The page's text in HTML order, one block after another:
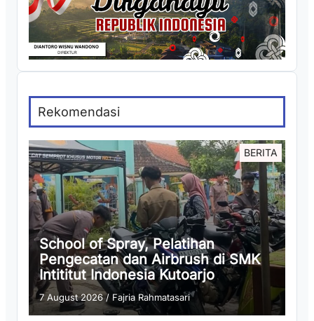
Rekomendasi
BERITA
School of Spray, Pelatihan
Pengecatan dan Airbrush di SMK
Intititut Indonesia Kutoarjo
7 August 2026/ Fajria Rahmatasari